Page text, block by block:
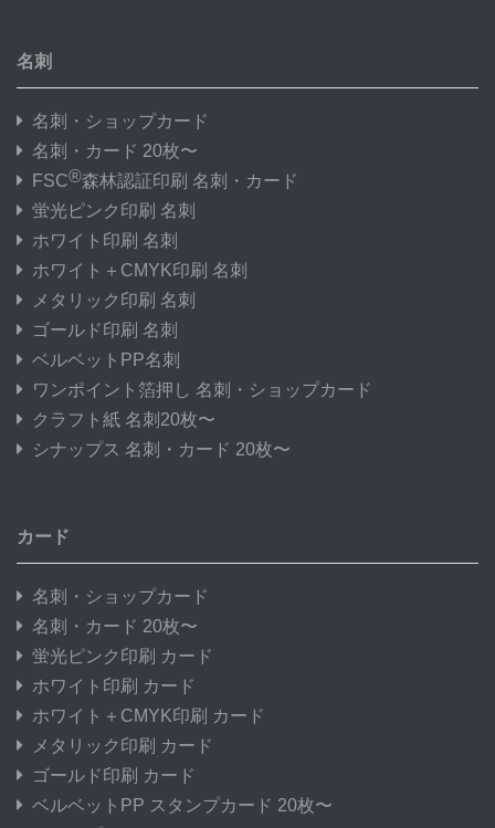
名刺
名刺・ショップカード
名刺・カード 20枚〜
FSC®森林認証印刷 名刺・カード
蛍光ピンク印刷 名刺
ホワイト印刷 名刺
ホワイト＋CMYK印刷 名刺
メタリック印刷 名刺
ゴールド印刷 名刺
ベルベットPP名刺
ワンポイント箔押し 名刺・ショップカード
クラフト紙 名刺20枚〜
シナップス 名刺・カード 20枚〜
カード
名刺・ショップカード
名刺・カード 20枚〜
蛍光ピンク印刷 カード
ホワイト印刷 カード
ホワイト＋CMYK印刷 カード
メタリック印刷 カード
ゴールド印刷 カード
ベルベットPP スタンプカード 20枚〜